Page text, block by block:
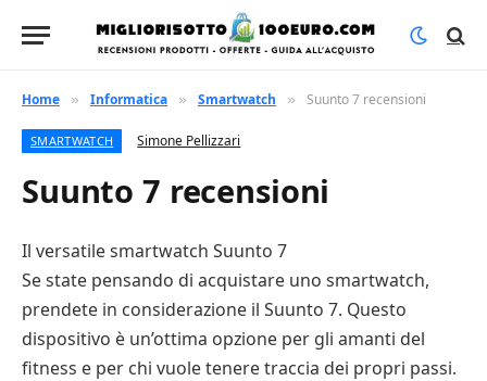
Home » Informatica » Smartwatch » Suunto 7 recensioni
SMARTWATCH Simone Pellizzari
Suunto 7 recensioni
Il versatile smartwatch Suunto 7
Se state pensando di acquistare uno smartwatch,
prendete in considerazione il Suunto 7. Questo
dispositivo è un’ottima opzione per gli amanti del
fitness e per chi vuole tenere traccia dei propri passi.